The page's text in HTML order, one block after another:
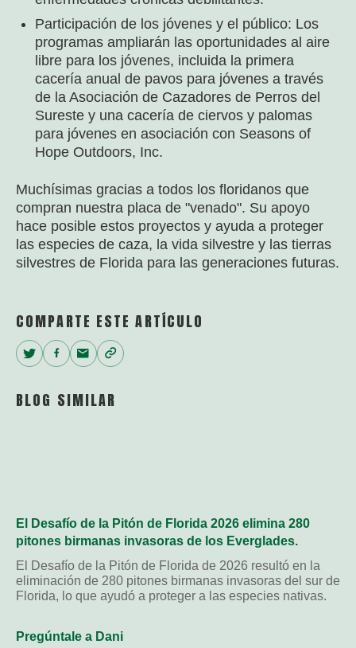
Participación de los jóvenes y el público: Los
programas ampliarán las oportunidades al aire
libre para los jóvenes, incluida la primera
cacería anual de pavos para jóvenes a través
de la Asociación de Cazadores de Perros del
Sureste y una cacería de ciervos y palomas
para jóvenes en asociación con Seasons of
Hope Outdoors, Inc.
Muchísimas gracias a todos los floridanos que
compran nuestra placa de "venado". Su apoyo
hace posible estos proyectos y ayuda a proteger
las especies de caza, la vida silvestre y las tierras
silvestres de Florida para las generaciones futuras.
COMPARTE ESTE ARTÍCULO
Twitter
Facebook
EmailCopy
BLOG SIMILAR
El Desafío de la Pitón de Florida 2026 elimina 280
pitones birmanas invasoras de los Everglades.
El Desafío de la Pitón de Florida de 2026 resultó en la
eliminación de 280 pitones birmanas invasoras del sur de
Florida, lo que ayudó a proteger a las especies nativas.
Pregúntale a Dani